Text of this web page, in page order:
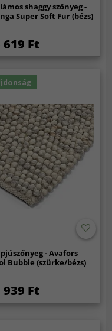
shaggy szőnyeg -
Super Soft Fur (bézs)
619 Ft
- Avafors
Bubble (szürke/bézs)
939 Ft